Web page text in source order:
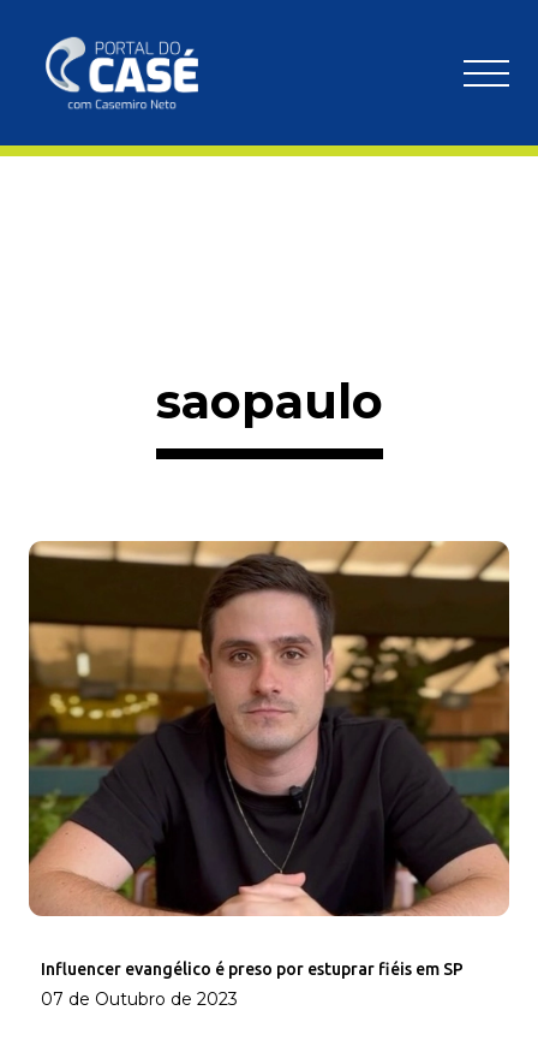
saopaulo
Influencer evangélico é preso por estuprar fiéis em SP
07 de Outubro de 2023